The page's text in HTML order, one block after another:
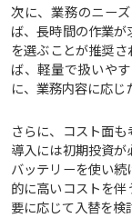
次に、業務のニー
ば、長時間の作業
を選ぶことが推奨
ば、軽量で扱いや
に、業務内容に応じ
さらに、コスト面
導入には初期投資
バッテリーを使い
的に高いコストを
要に応じて入替を検